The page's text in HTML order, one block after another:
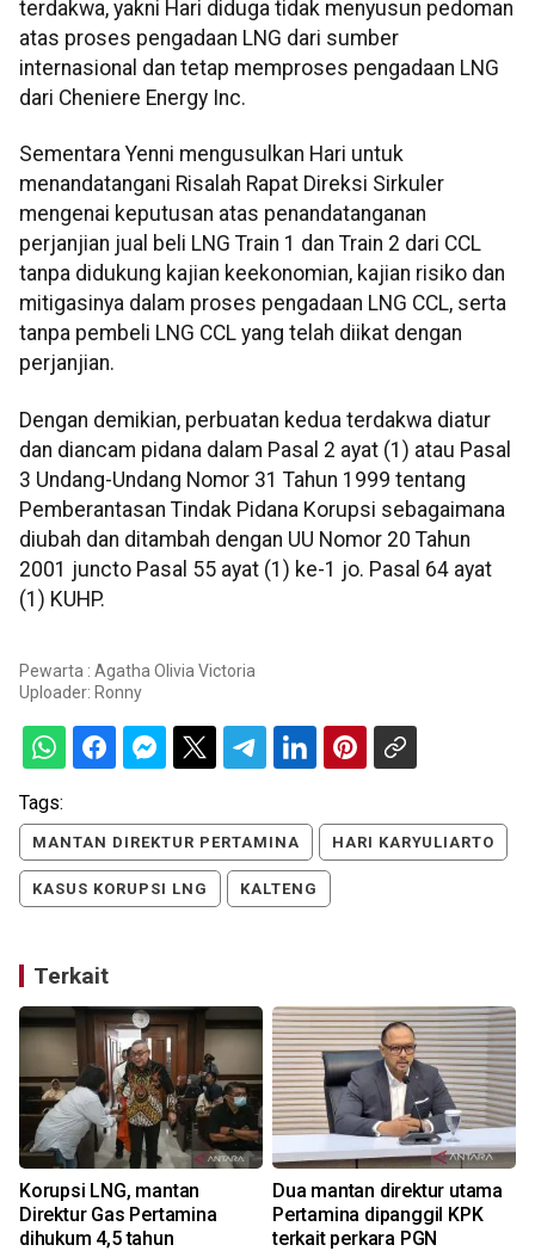
terdakwa, yakni Hari diduga tidak menyusun pedoman
atas proses pengadaan LNG dari sumber
internasional dan tetap memproses pengadaan LNG
dari Cheniere Energy Inc.
Sementara Yenni mengusulkan Hari untuk
menandatangani Risalah Rapat Direksi Sirkuler
mengenai keputusan atas penandatanganan
perjanjian jual beli LNG Train 1 dan Train 2 dari CCL
tanpa didukung kajian keekonomian, kajian risiko dan
mitigasinya dalam proses pengadaan LNG CCL, serta
tanpa pembeli LNG CCL yang telah diikat dengan
perjanjian.
Dengan demikian, perbuatan kedua terdakwa diatur
dan diancam pidana dalam Pasal 2 ayat (1) atau Pasal
3 Undang-Undang Nomor 31 Tahun 1999 tentang
Pemberantasan Tindak Pidana Korupsi sebagaimana
diubah dan ditambah dengan UU Nomor 20 Tahun
2001 juncto Pasal 55 ayat (1) ke-1 jo. Pasal 64 ayat
(1) KUHP.
Pewarta : Agatha Olivia Victoria
Uploader: Ronny
Tags:
MANTAN DIREKTUR PERTAMINA HARI KARYULIARTO
KASUS KORUPSI LNG KALTENG
Terkait
Korupsi LNG, mantan
Direktur Gas Pertamina
dihukum 4,5 tahun
Dua mantan direktur utama
Pertamina dipanggil KPK
terkait perkara PGN